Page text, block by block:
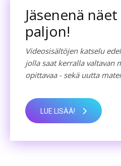
Jäsenenä
paljon!
Videosisältöjen katselu
jolla saat kerralla valtavan
opittavaa - sekä uutta
LUE LISÄÄ!